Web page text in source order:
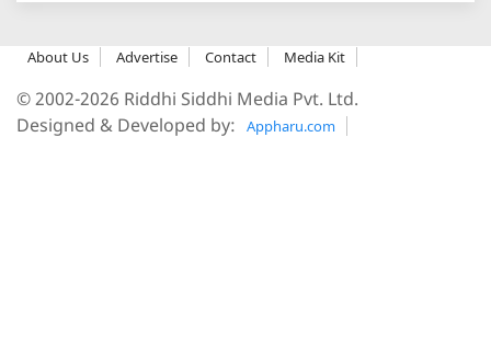
About Us Advertise Contact Media Kit
© 2002-2026 Riddhi Siddhi Media Pvt. Ltd.
Designed & Developed by:
Appharu.com